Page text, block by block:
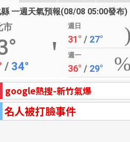
一週天氣預報(08/08 05:00發布)
市
/ 34°
週日
31° / 27°
週一
36° / 29°
google熱搜-新竹氣爆
名人被打臉事件